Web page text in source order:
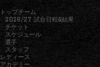
トップチーム
2026/27 試合日程&結果
チケット
スケジュール
選手
スタッフ
レディース
アカデミー